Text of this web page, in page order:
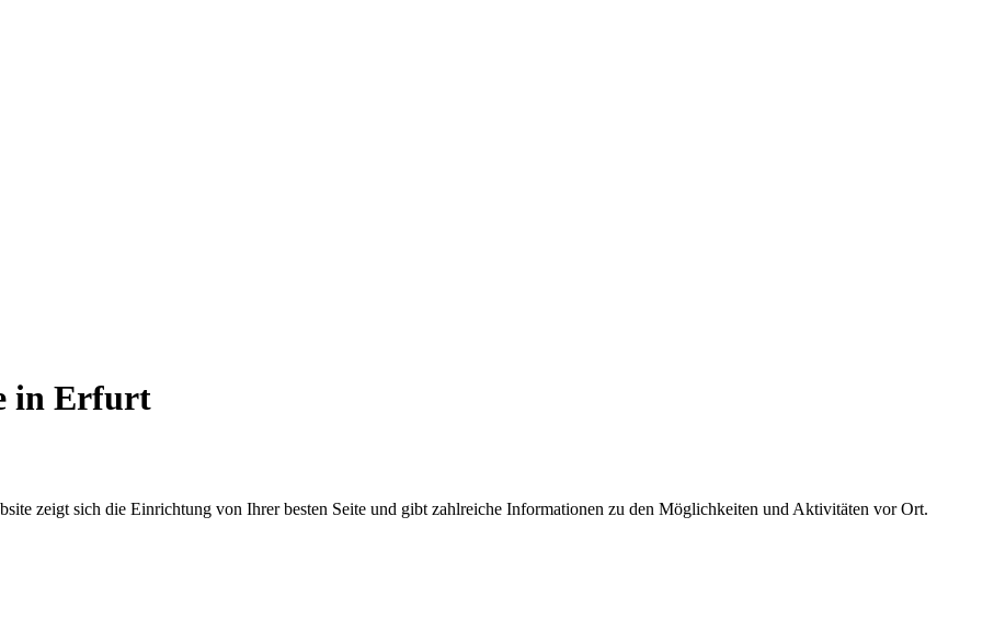
in Erfurt
zeigt sich die Einrichtung von Ihrer besten Seite und gibt zahlreiche Informationen zu den Möglichkeiten und Aktivitäten vor Ort.